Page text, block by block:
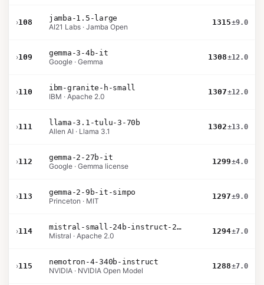
›108
jamba-1.5-large
AI21 Labs · Jamba Open
1315±9.0
›109
gemma-3-4b-it
Google · Gemma
1308±12.0
›110
ibm-granite-h-small
IBM · Apache 2.0
1307±12.0
›111
llama-3.1-tulu-3-70b
Allen AI · Llama 3.1
1302±13.0
›112
gemma-2-27b-it
Google · Gemma license
1299±4.0
›113
gemma-2-9b-it-simpo
Princeton · MIT
1297±9.0
›114
mistral-small-24b-instruct-2501
Mistral · Apache 2.0
1294±7.0
›115
nemotron-4-340b-instruct
NVIDIA · NVIDIA Open Model
1288±7.0